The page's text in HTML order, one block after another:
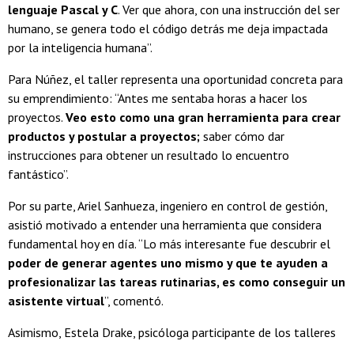
lenguaje Pascal y C. Ver que ahora, con una instrucción del ser
humano, se genera todo el código detrás me deja impactada
por la inteligencia humana”.
Para Núñez, el taller representa una oportunidad concreta para
su emprendimiento: “Antes me sentaba horas a hacer los
proyectos. Veo esto como una gran herramienta para crear
productos y postular a proyectos; saber cómo dar
instrucciones para obtener un resultado lo encuentro
fantástico”.
Por su parte, Ariel Sanhueza, ingeniero en control de gestión,
asistió motivado a entender una herramienta que considera
fundamental hoy en día. “Lo más interesante fue descubrir el
poder de generar agentes uno mismo y que te ayuden a
profesionalizar las tareas rutinarias, es como conseguir un
asistente virtual”, comentó.
Asimismo, Estela Drake, psicóloga participante de los talleres